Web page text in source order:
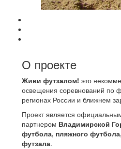
О проекте
Живи футзалом! это
освещения соревнований по
регионах России и ближнем
Проект является
партнером Владимирской
футбола, пляжного
футзала.